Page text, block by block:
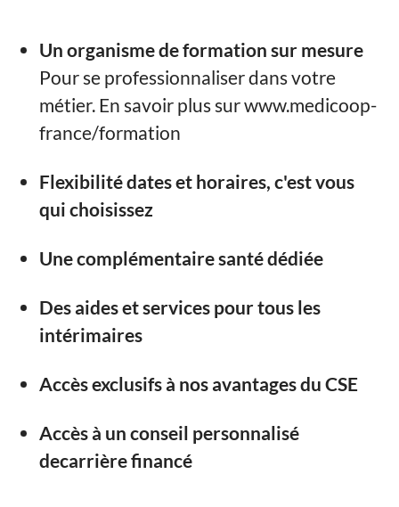
Un organisme de formation sur mesure
Pour se professionnaliser dans votre
métier. En savoir plus sur www.medicoop-
france/formation
Flexibilité dates et horaires, c'est vous
qui choisissez
Une complémentaire santé dédiée
Des aides et services pour tous les
intérimaires
Accès exclusifs à nos avantages du CSE
Accès à un conseil personnalisé
decarrière financé